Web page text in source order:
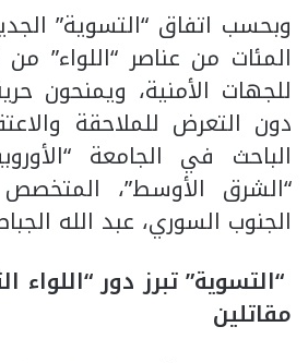
وبحسب اتفاق “التسوية”
المئات من عناصر “اللواء”
للجهات الأمنية، ويمنحون
دون التعرض للملاحقة
الباحث في الجامعة
“الشرق الأوسط”،
الجنوب السوري، عبد الله
“التسوية” تبرز دور
مقاتلين